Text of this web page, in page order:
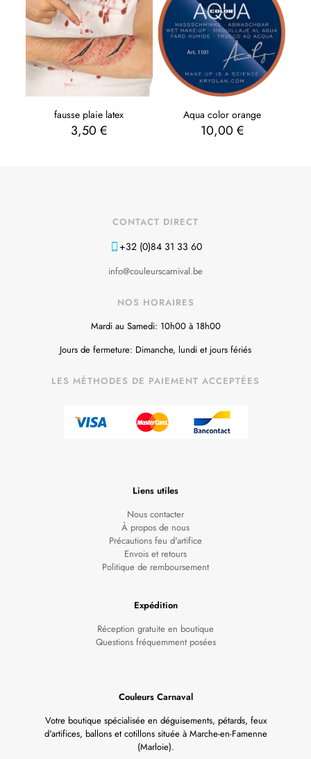
fausse plaie latex
3,50€
Aqua color orange
10,00 €
CONTACT DIRECT
+32 (0)84 31 33 60
info@couleurscarnival.be
NOS HORAIRES
Mardi au Samedi: 10h00 à 18h00
Jours de fermeture: Dimanche, lundi et jours fériés
LES MÉTHODES DE PAIEMENT ACCEPTÉES
Liens utiles
Nous contacter
À propos de nous
Précautions feu d'artifice
Envois et retours
Politique de remboursement
Expédition
Réception gratuite en boutique
Questions fréquemment posées
Couleurs Carnaval
Votre boutique spécialisée en déguisements, pétards, feux
d'artifices, ballons et cotillons située à Marche-en-Famenne
(Marloie).